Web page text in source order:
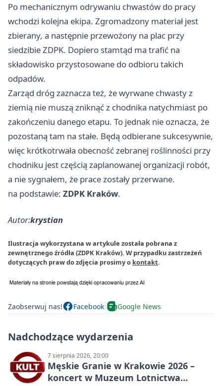
Po mechanicznym odrywaniu chwastów do pracy
wchodzi kolejna ekipa. Zgromadzony materiał jest
zbierany, a następnie przewożony na plac przy
siedzibie ZDPK. Dopiero stamtąd ma trafić na
składowisko przystosowane do odbioru takich
odpadów.
Zarząd dróg zaznacza też, że wyrwane chwasty z
ziemią nie muszą zniknąć z chodnika natychmiast po
zakończeniu danego etapu. To jednak nie oznacza, że
pozostaną tam na stałe. Będą odbierane sukcesywnie,
więc krótkotrwała obecność zebranej roślinności przy
chodniku jest częścią zaplanowanej organizacji robót,
a nie sygnałem, że prace zostały przerwane.
na podstawie: ZDPK Kraków.
Autor:krystian
Ilustracja wykorzystana w artykule została pobrana z
zewnętrznego źródła (ZDPK Kraków). W przypadku zastrzeżeń
dotyczących praw do zdjęcia prosimy o kontakt.
Zaobserwuj nas! Facebook Google News
Nadchodzące wydarzenia
7 sierpnia 2026, 20:00
Męskie Granie w Krakowie 2026 –
koncert w Muzeum Lotnictwa